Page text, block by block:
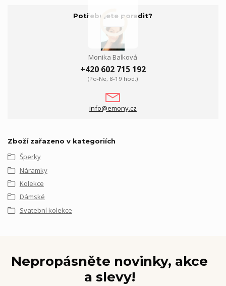
Potřebujete poradit?
Monika Balková
+420 602 715 192
(Po-Ne, 8-19 hod.)
info@emony.cz
Zboží zařazeno v kategoriích
Šperky
Náramky
Kolekce
Dámské
Svatební kolekce
Nepropásněte novinky, akce
a slevy!